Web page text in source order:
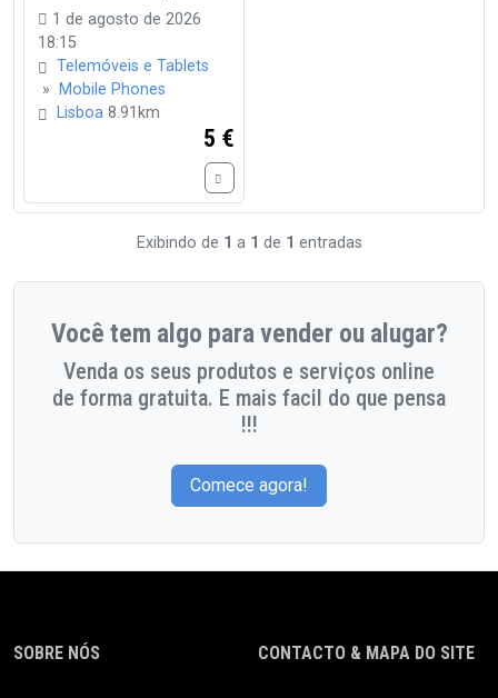
1 de agosto de 2026
18:15
Telemóveis e Tablets
»
Mobile Phones
Lisboa 8.91km
5 €
Exibindo de 1 a 1 de 1 entradas
Você tem algo para vender ou alugar?
Venda os seus produtos e serviços online
de forma gratuita. E mais facil do que pensa
!!!
Comece agora!
SOBRE NÓS CONTACTO & MAPA DO SITE